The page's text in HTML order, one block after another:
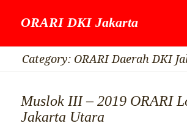
ORARI DKI Jakarta
Category: ORARI Daerah DKI
Muslok III – 2019 ORARI
Jakarta Utara